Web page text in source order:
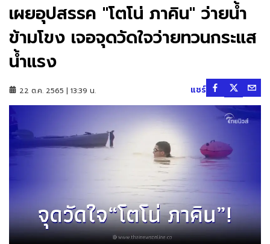
เผยอุปสรรค "โตโน่ ภาคิน" ว่ายน้ำ
ข้ามโขง เจอจุดวัดใจว่ายทวนกระแส
น้ำแรง
22 ต.ค. 2565 | 13:39 น. แชร์